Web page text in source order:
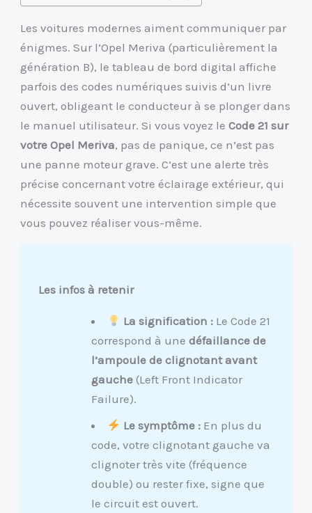
Les voitures modernes aiment communiquer par
énigmes. Sur l’Opel Meriva (particulièrement la
génération B), le tableau de bord digital affiche
parfois des codes numériques suivis d’un livre
ouvert, obligeant le conducteur à se plonger dans
le manuel utilisateur. Si vous voyez leCode 21 sur
votre Opel Meriva, pas de panique, ce n’est pas
une panne moteur grave. C’est une alerte très
précise concernant votre éclairage extérieur, qui
nécessite souvent une intervention simple que
vous pouvez réaliser vous-même.
Les infos à retenir
La signification : Le Code 21
correspond à une défaillance de
l’ampoule de clignotant avant
gauche(Left Front Indicator
Failure).
Le symptôme : En plus du
code, votre clignotant gauche va
clignoter très vite (fréquence
double) ou rester fixe, signe que
le circuit est ouvert.